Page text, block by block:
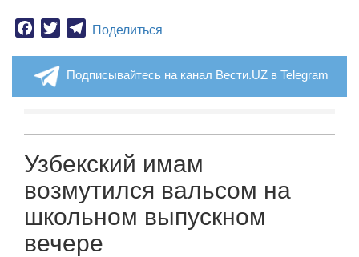
Facebook
TwitterTelegram
Поделиться
Подписывайтесь на канал Вести.UZ в Telegram
Узбекский имам
возмутился вальсом на
школьном выпускном
вечере